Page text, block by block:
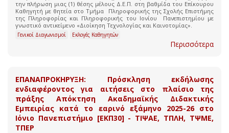
την πλήρωση μιας (1) θέσης μέλους Δ.Ε.Π. στη βαθμίδα του Επίκουρου
Καθηγητή με θητεία στο Τμήμα Πληροφορικής της Σχολής Επιστήμης
της Πληροφορίας και Πληροφορικής του Ιονίου Πανεπιστημίου με
γνωστικό αντικείμενο «Διοίκηση Τεχνολογίας και Καινοτομίας».
Γενικοί Διαγωνισμοί Εκλογές Καθηγητών
Περισσότερα
ΕΠΑΝΑΠΡΟΚΗΡΥΞΗ: Πρόσκληση εκδήλωσης
ενδιαφέροντος για αιτήσεις στο πλαίσιο της
πράξης Απόκτηση Ακαδημαϊκής Διδακτικής
Εμπειρίας κατά το εαρινό εξάμηνο 2025-26 στο
Ιόνιο Πανεπιστήμιο [ΕΚΠ30] - ΤΙΨΑΕ, ΤΠΛΗ, ΤΨΜΕ,
ΤΠΕΡ